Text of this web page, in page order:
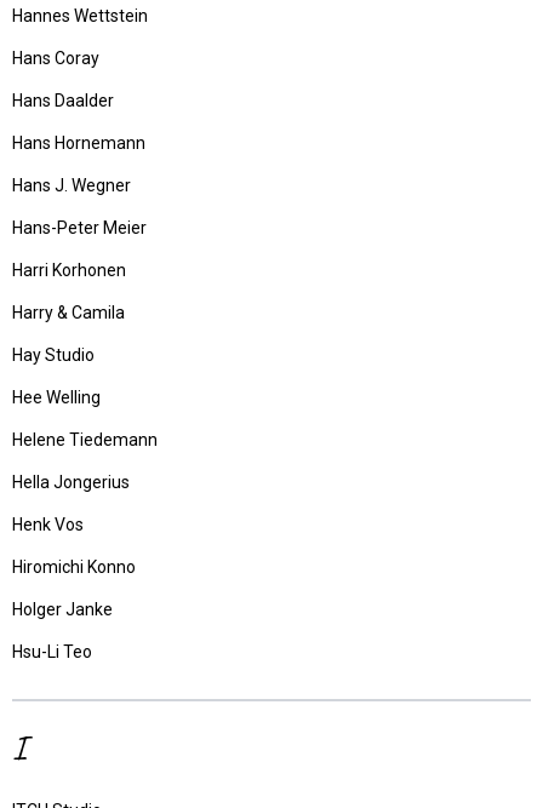
Hannes Wettstein
Hans Coray
Hans Daalder
Hans Hornemann
Hans J. Wegner
Hans-Peter Meier
Harri Korhonen
Harry & Camila
Hay Studio
Hee Welling
Helene Tiedemann
Hella Jongerius
Henk Vos
Hiromichi Konno
Holger Janke
Hsu-Li Teo
I